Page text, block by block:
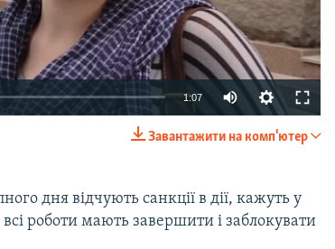
1:07
Завантажити на комп'ютер
дня відчують санкції в дії, кажуть у
роботи мають завершити і заблокувати